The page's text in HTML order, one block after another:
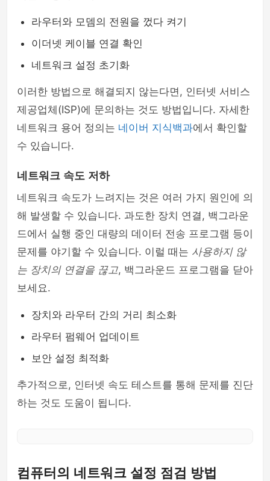
라우터와 모뎀의 전원을 껐다 켜기
이더넷 케이블 연결 확인
네트워크 설정 초기화
이러한 방법으로 해결되지 않는다면, 인터넷 서비스
제공업체(ISP)에 문의하는 것도 방법입니다. 자세한
네트워크 용어 정의는 네이버 지식백과에서 확인할
수 있습니다.
네트워크 속도 저하
네트워크 속도가 느려지는 것은 여러 가지 원인에 의
해 발생할 수 있습니다. 과도한 장치 연결, 백그라운
드에서 실행 중인 대량의 데이터 전송 프로그램 등이
문제를 야기할 수 있습니다. 이럴 때는 사용하지 않
는 장치의 연결을 끊고, 백그라운드 프로그램을 닫아
보세요.
장치와 라우터 간의 거리 최소화
라우터 펌웨어 업데이트
보안 설정 최적화
추가적으로, 인터넷 속도 테스트를 통해 문제를 진단
하는 것도 도움이 됩니다.
컴퓨터의 네트워크 설정 점검 방법